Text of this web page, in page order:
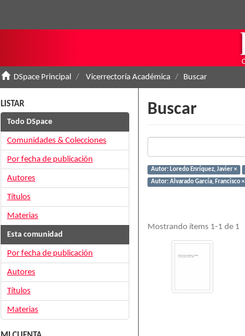
DSpace Principal Vicerrectoría Académica Buscar
Buscar
Autor: Loredo Enríquez, Javier ×
Autor: Alvarado García, Francisco ×
Mostrando ítems 1-1 de 1
LISTAR
Todo DSpace
Comunidades & Colecciones
Por fecha de publicación
Autores
Títulos
Materias
Esta comunidad
Por fecha de publicación
Autores
Títulos
Materias